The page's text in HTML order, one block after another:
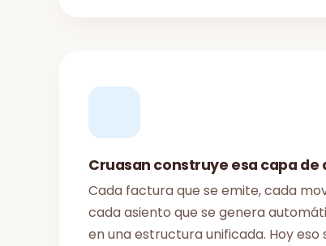
Cruasan construye esa capa de
Cada factura que se emite, cada
cada asiento que se genera
en una estructura unificada. Hoy eso